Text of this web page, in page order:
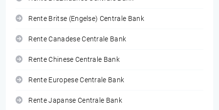
Rente Britse (Engelse) Centrale Bank
Rente Canadese Centrale Bank
Rente Chinese Centrale Bank
Rente Europese Centrale Bank
Rente Japanse Centrale Bank